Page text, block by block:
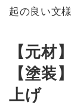
起の良い文
【元材
【塗装
上げ